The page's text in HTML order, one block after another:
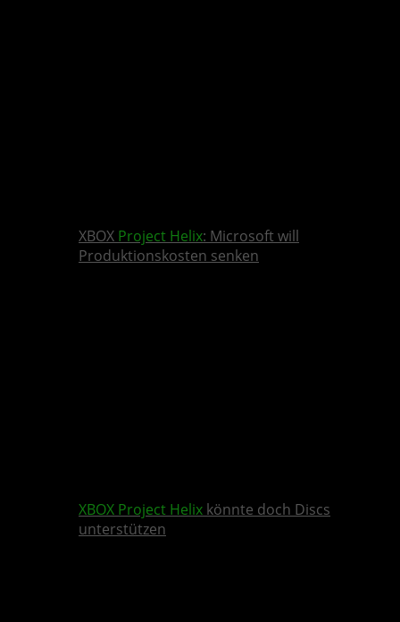
XBOX Project Helix: Microsoft will
Produktionskosten senken
XBOX Project Helix könnte doch Discs
unterstützen